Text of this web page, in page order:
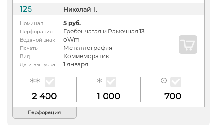
125 Николай II.
Номинал 5 руб.
Перфорация Гребенчатая и Рамочная 13
Водяной знак oWm
Печать Металлография
Вид Коммеморатив
Дата выпуска 1 января
2 400 1 000 700
Перфорация